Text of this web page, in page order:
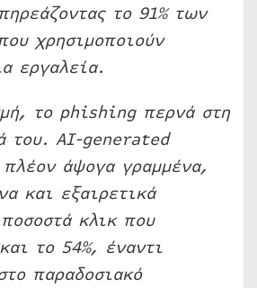
το 91% των
χρησιμοποιούν
εργαλεία.
το phishing περνά στη
του. AI-generated
άψογα γραμμένα,
και εξαιρετικά
κλικ που
το 54%, έναντι
παραδοσιακό